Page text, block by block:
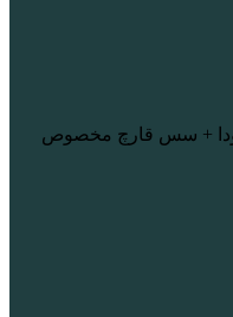
گودا + سس قارچ مخصوص